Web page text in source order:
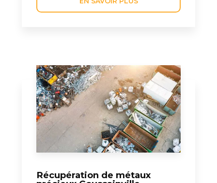
Récupération de métaux